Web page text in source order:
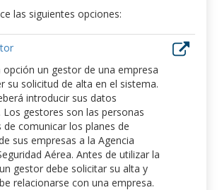
las siguientes opciones:
opción un gestor de una empresa
su solicitud de alta en el sistema.
introducir sus datos
Los gestores son las personas
de comunicar los planes de
sus empresas a la Agencia
Aérea. Antes de utilizar la
gestor debe solicitar su alta y
relacionarse con una empresa.